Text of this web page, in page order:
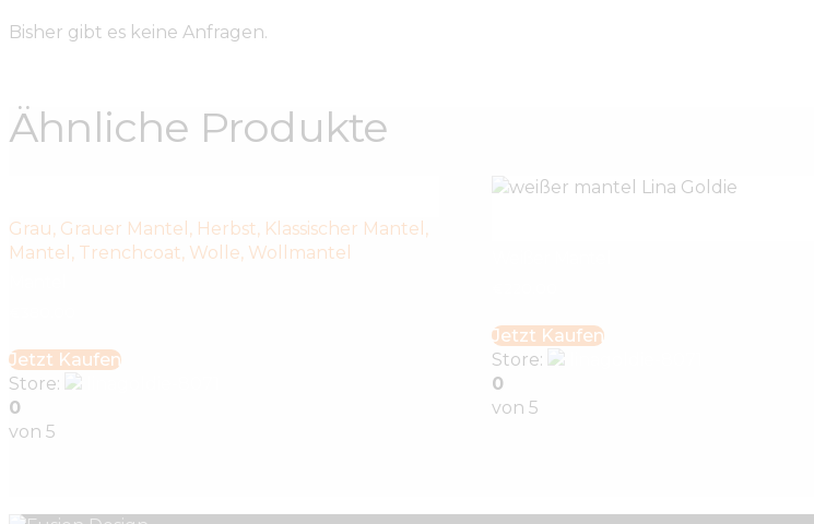
Bisher gibt es keine Anfragen.
Ähnliche Produkte
Grau, Grauer Mantel , Herbst, Klassischer Mantel ,
Mantel , Trenchcoat, Wolle, Wollmantel
Jetzt Kaufen
Store:
0
von 5
Jetzt Kaufen
Store:
0
von 5